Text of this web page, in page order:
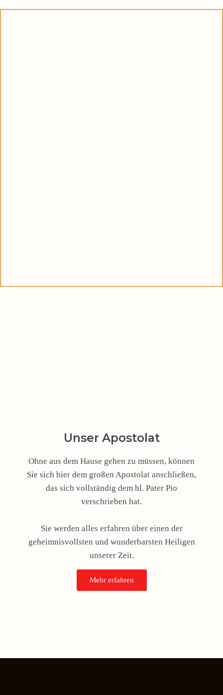
Unser Apostolat
Ohne aus dem Hause gehen zu müssen, können
Sie sich hier dem großen Apostolat anschließen,
das sich vollständig dem hl. Pater Pio
verschrieben hat.
Sie werden alles erfahren über einen der
geheimnisvollsten und wunderbarsten Heiligen
unserer Zeit.
Mehr erfahren